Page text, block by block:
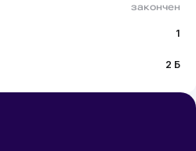
закончен
1
2 Б